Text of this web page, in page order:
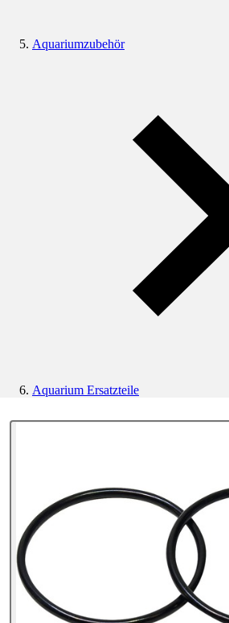
Aquariumzubehör
Aquarium Ersatzteile